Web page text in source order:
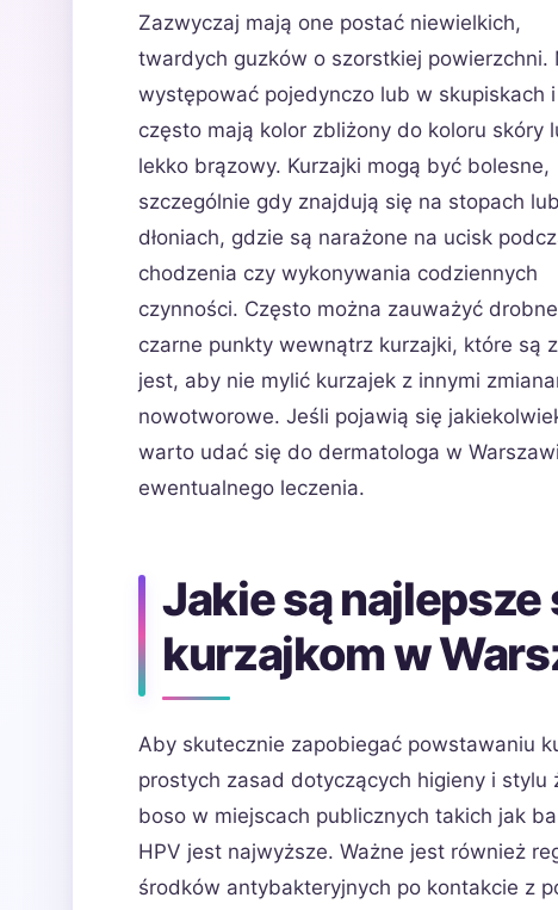
Zazwyczaj mają one postać niewielkich,
twardych guzków o szorstkiej powierzchni.
występować pojedynczo lub w skupiskach i
często mają kolor zbliżony do koloru skóry
lekko brązowy. Kurzajki mogą być bolesne,
szczególnie gdy znajdują się na stopach lub
dłoniach, gdzie są narażone na ucisk
chodzenia czy wykonywania codziennych
czynności. Często można zauważyć drobne
czarne punkty wewnątrz kurzajki, które są
jest, aby nie mylić kurzajek z innymi
nowotworowe. Jeśli pojawią się
warto udać się do dermatologa w
ewentualnego leczenia.
Jakie są
kurzajkom w
Aby skutecznie zapobiegać powstawaniu
prostych zasad dotyczących higieny i
boso w miejscach publicznych takich jak
HPV jest najwyższe. Ważne jest również
środków antybakteryjnych po kontakcie z